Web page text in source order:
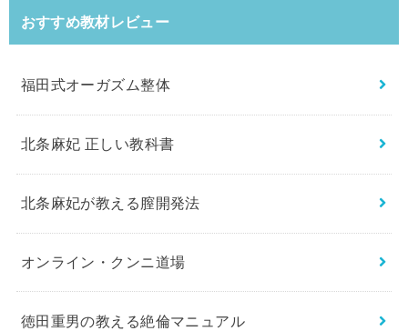
おすすめ教材レビュー
福田式オーガズム整体
北条麻妃 正しい教科書
北条麻妃が教える膣開発法
オンライン・クンニ道場
徳田重男の教える絶倫マニュアル